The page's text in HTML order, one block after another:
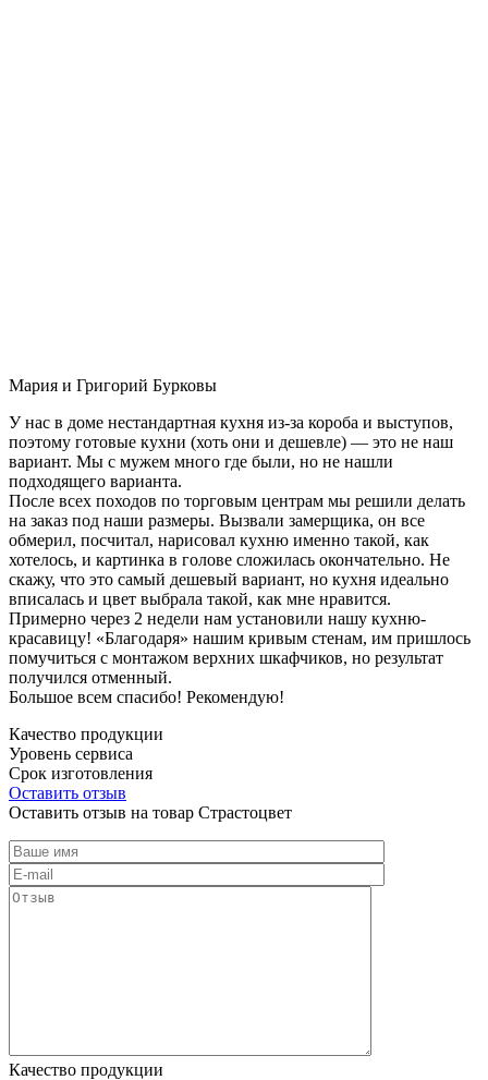
Мария и Григорий Бурковы
У нас в доме нестандартная кухня из-за короба и выступов,
поэтому готовые кухни (хоть они и дешевле) — это не наш
вариант. Мы с мужем много где были, но не нашли
подходящего варианта.
После всех походов по торговым центрам мы решили делать
на заказ под наши размеры. Вызвали замерщика, он все
обмерил, посчитал, нарисовал кухню именно такой, как
хотелось, и картинка в голове сложилась окончательно. Не
скажу, что это самый дешевый вариант, но кухня идеально
вписалась и цвет выбрала такой, как мне нравится.
Примерно через 2 недели нам установили нашу кухню-
красавицу! «Благодаря» нашим кривым стенам, им пришлось
помучиться с монтажом верхних шкафчиков, но результат
получился отменный.
Большое всем спасибо! Рекомендую!
Качество продукции
Уровень сервиса
Срок изготовления
Оставить отзыв
Оставить отзыв на товар Страстоцвет
Качество продукции